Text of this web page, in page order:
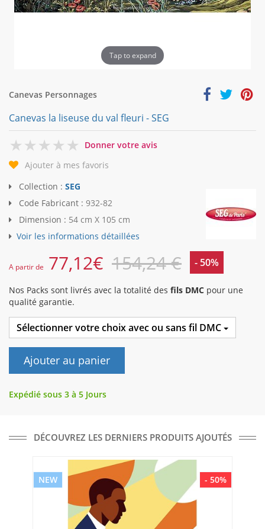
Tap to expand
Canevas Personnages
Canevas la liseuse du val fleuri - SEG
0
Donner votre avis
Ajouter à mes favoris
Collection : SEG
Code Fabricant : 932-82
Dimension : 54 cm X 105 cm
Voir les informations détaillées
A partir de 77,12€ 154,24 € - 50%
Nos Packs sont livrés avec la totalité des fils DMC pour une
qualité garantie.
Sélectionner votre choix avec ou sans fil DMC
Ajouter au panier
Expédié sous 3 à 5 Jours
DÉCOUVREZ LES DERNIERS PRODUITS AJOUTÉS
- 50%
NEW